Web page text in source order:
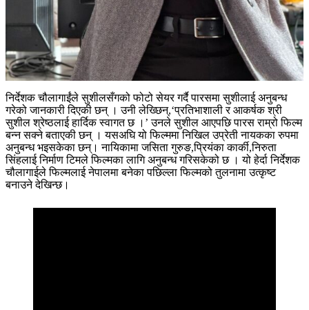
निर्देशक चौलागाईंले सुशीलसँगको फोटो सेयर गर्दै पारसमा सुशीलाई अनुबन्ध
गरेको जानकारी दिएकी छन् । उनी लेख्छिन्,‘प्रतिभाशाली र आकर्षक श्री
सुशील श्रेष्ठलाई हार्दिक स्वागत छ ।’ उनले सुशील आएपछि पारस राम्रो फिल्म
बन्न सक्ने बताएकी छन् । यसअघि यो फिल्ममा निखिल उप्रेती नायकका रुपमा
अनुबन्ध भइसकेका छन्। नायिकामा जसिता गुरुङ,प्रियंका कार्की,निरुता
सिंहलाई निर्माण टिमले फिल्मका लागि अनुबन्ध गरिसकेको छ । यो हेर्दा निर्देशक
चौलागाईले फिल्मलाई नेपालमा बनेका पछिल्ला फिल्मको तुलनामा उत्कृष्ट
बनाउने देखिन्छ।